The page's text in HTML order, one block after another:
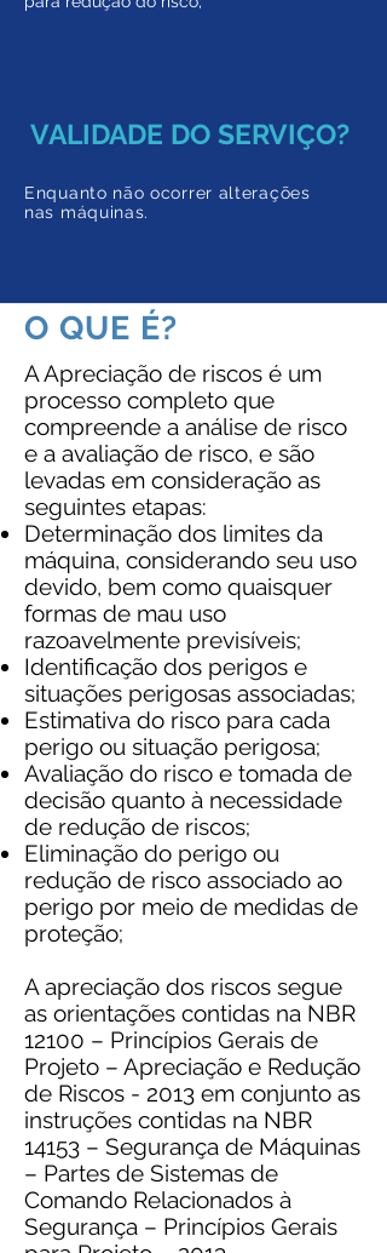
VALIDADE DO SERVIÇO?
Enquanto não ocorrer alterações
nas máquinas.
O QUE É?
A Apreciação de riscos é um
processo completo que
compreende a análise de risco
e a avaliação de risco, e são
levadas em consideração as
seguintes etapas:
Determinação dos limites da
máquina, considerando seu uso
devido, bem como quaisquer
formas de mau uso
razoavelmente previsíveis;
Identificação dos perigos e
situações perigosas associadas;
Estimativa do risco para cada
perigo ou situação perigosa;
Avaliação do risco e tomada de
decisão quanto à necessidade
de redução de riscos;
Eliminação do perigo ou
redução de risco associado ao
perigo por meio de medidas de
proteção;
A apreciação dos riscos segue
as orientações contidas na NBR
12100 – Princípios Gerais de
Projeto – Apreciação e Redução
de Riscos - 2013 em conjunto as
instruções contidas na NBR
14153 – Segurança de Máquinas
– Partes de Sistemas de
Comando Relacionados à
Segurança – Princípios Gerais